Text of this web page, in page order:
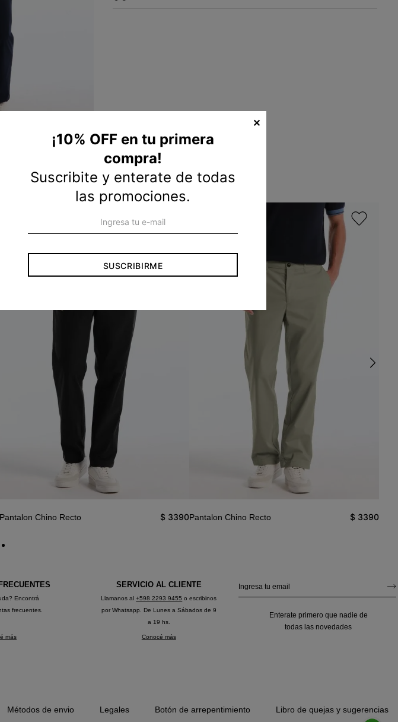
Pantalon Chino Recto $ 3390Pantalon Chino Recto $ 3390
Encontrá
frecuentes.
más
SERVICIO AL CLIENTE
Llamanos al+598 2293 9455 o escribinos
por Whatsapp. De Lunes a Sábados de 9
a 19 hs.
Conocé más
Enterate primero que nadie de
todas las novedades
Métodos de envio Legales Botón de arrepentimiento Libro de quejas y sugerencias
¡10% OFF en tu primera
compra!
Suscribite y enterate de todas
las promociones.
SUSCRIBIRME
✕